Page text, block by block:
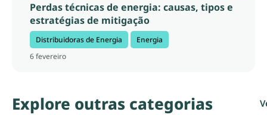
Perdas técnicas de energia: causas, tipos e
estratégias de mitigação
Distribuidoras de Energia
Energia
6 fevereiro
Explore outras categorias